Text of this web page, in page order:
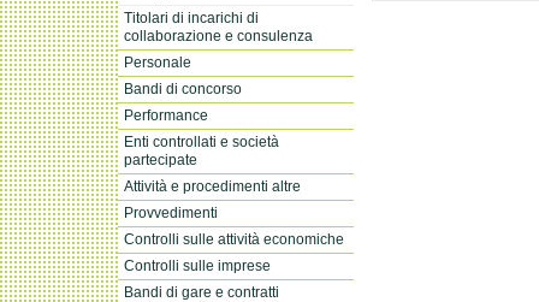
Titolari di incarichi di
collaborazione e consulenza
Personale
Bandi di concorso
Performance
Enti controllati e società
partecipate
Attività e procedimenti altre
Provvedimenti
Controlli sulle attività economiche
Controlli sulle imprese
Bandi di gare e contratti